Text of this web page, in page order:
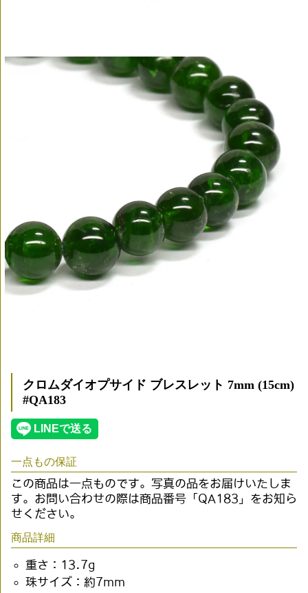
クロムダイオプサイド ブレスレット 7mm (15cm)
#QA183
一点もの保証
この商品は一点ものです。写真の品をお届けいたしま
す。お問い合わせの際は商品番号「QA183」をお知ら
せください。
商品詳細
重さ：13.7g
珠サイズ：約7mm